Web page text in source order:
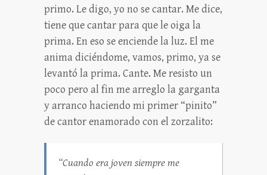
primo. Le digo, yo no se cantar. Me dice,
tiene que cantar para que le oiga la
prima. En eso se enciende la luz. El me
anima diciéndome, vamos, primo, ya se
levantó la prima. Cante. Me resisto un
poco pero al fin me arreglo la garganta
y arranco haciendo mi primer “pinito”
de cantor enamorado con el zorzalito:
“Cuando era joven siempre me